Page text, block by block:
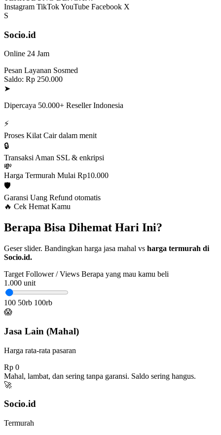
Instagram TikTokYouTube Facebook X
S
Socio.id
Online 24 Jam
Pesan Layanan Sosmed
Saldo: Rp 250.000
➤
Dipercaya 50.000+ Reseller Indonesia
⚡
Proses Kilat Cair dalam menit
🔒
Transaksi Aman SSL & enkripsi
💸
Harga Termurah Mulai Rp10.000
🛡️
Garansi Uang Refund otomatis
🔥 Cek Hemat Kamu
Berapa Bisa Dihemat Hari Ini?
Geser slider. Bandingkan harga jasa mahal vs harga termurah di
Socio.id.
Target Follower / Views Berapa yang mau kamu beli
1.000 unit
100 50rb 100rb
😱
Jasa Lain (Mahal)
Harga rata-rata pasaran
Rp 0
Mahal, lambat, dan sering tanpa garansi. Saldo sering hangus.
🚀
Socio.id
Termurah